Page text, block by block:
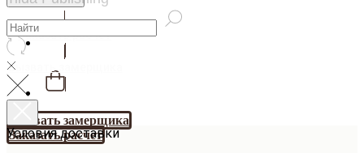
Вызвать замерщика
Заказать расчет
Заказать расчет
Вызвать замерщика
Условия доставки